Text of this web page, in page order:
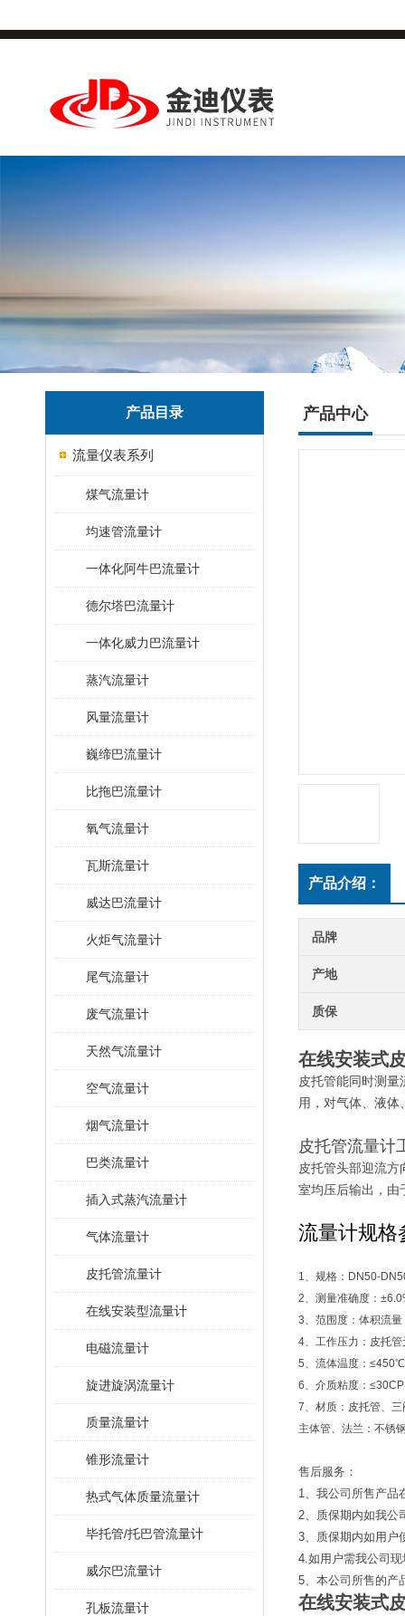
产品目录
流量仪表系列
煤气流量计
均速管流量计
一体化阿牛巴流量计
德尔塔巴流量计
一体化威力巴流量计
蒸汽流量计
风量流量计
巍缔巴流量计
比拖巴流量计
氧气流量计
瓦斯流量计
威达巴流量计
火炬气流量计
尾气流量计
废气流量计
天然气流量计
空气流量计
烟气流量计
巴类流量计
插入式蒸汽流量计
气体流量计
皮托管流量计
在线安装型流量计
电磁流量计
旋进旋涡流量计
质量流量计
锥形流量计
热式气体质量流量计
毕托管/托巴管流量计
威尔巴流量计
孔板流量计
产品中心
产品介绍：
品牌
产地
质保
在线安装式
皮托管能同时测
用，对气体、液
皮托管流量计
皮托管头部迎流
室均压后输出，由
流量计规格
1、规格：DN50-
2、测量准确度：
3、范围度：体积流
4、工作压力：皮托
5、流体温度：
6、介质粘度：
7、材质：皮托管、
主体管、法兰：不锈
售后服务：
1、我公司所售产品
2、质保期内如我公
3、质保期内如用户
4.如用户需我公司
5、本公司所售的产
在线安装式